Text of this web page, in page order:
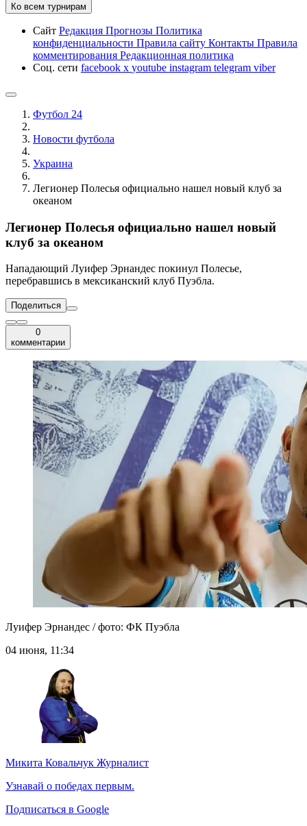
Ко всем турнирам
Сайт Редакция Прогнозы Политика
конфиденциальности Правила сайту Контакты Правила
комментирования Редакционная политика
Соц. сети facebook x youtube instagram telegram viber
Футбол 24
Новости футбола
Украина
Легионер Полесья официально нашел новый клуб за
океаном
Легионер Полесья официально нашел новый
клуб за океаном
Нападающий Луифер Эрнандес покинул Полесье,
перебравшись в мексиканский клуб Пуэбла.
Поделиться
0
комментарии
Луифер Эрнандес / фото: ФК Пуэбла
04 июня, 11:34
Микита Ковальчук Журналист
Узнавай о победах первым.
Подписаться в Google